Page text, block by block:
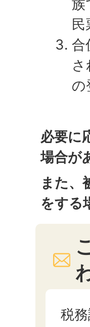
族
民
合
の
必要に
場合が
また、
をする
税